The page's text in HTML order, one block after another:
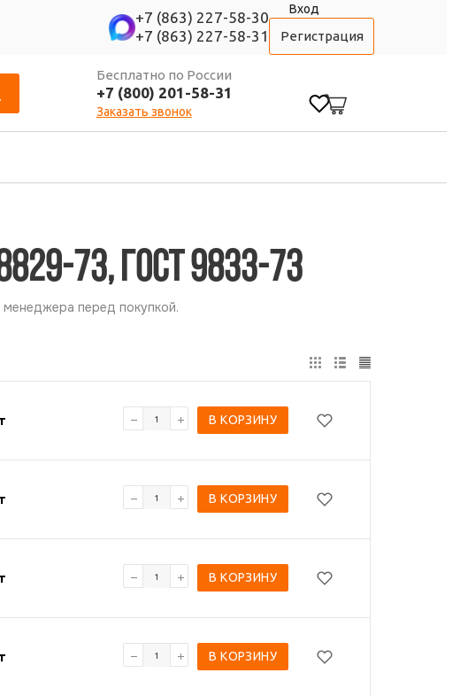
+7 (863) 227-58-30
+7 (863) 227-58-31
Вход
Регистрация
Бесплатно по России
+7 (800) 201-58-31
Заказать звонок
73, ГОСТ 9833-73
перед покупкой.
В КОРЗИНУ
В КОРЗИНУ
В КОРЗИНУ
В КОРЗИНУ